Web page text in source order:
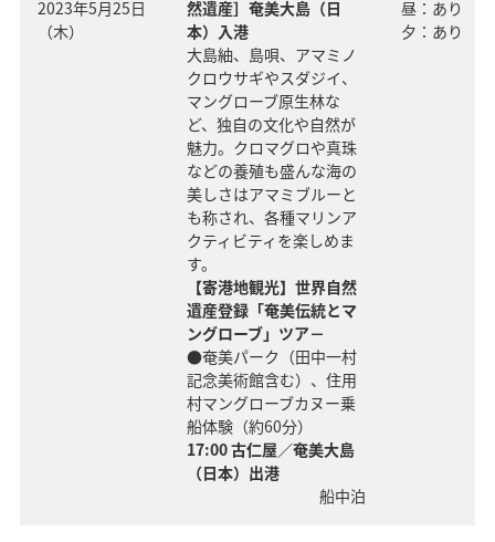
2023年5月25日
（木）
然遺産］奄美大島（日
本）入港
大島紬、島唄、アマミノ
クロウサギやスダジイ、
マングローブ原生林な
ど、独自の文化や自然が
魅力。クロマグロや真珠
などの養殖も盛んな海の
美しさはアマミブルーと
も称され、各種マリンア
クティビティを楽しめま
す。
【寄港地観光】世界自然
遺産登録「奄美伝統とマ
ングローブ」ツア－
●奄美パーク（田中一村
記念美術館含む）、住用
村マングローブカヌー乗
船体験（約60分）
17:00 古仁屋／奄美大島
（日本）出港
船中泊
昼：あり
夕：あり